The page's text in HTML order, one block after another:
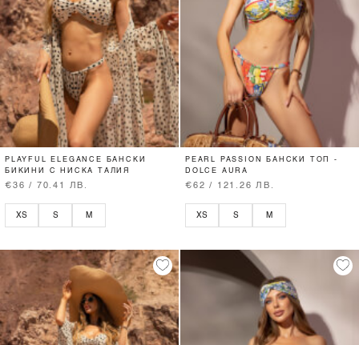
PLAYFUL ELEGANCE БАНСКИ
БИКИНИ С НИСКА ТАЛИЯ
€36 / 70.41 ЛВ.
XS S M
PEARL PASSION БАНСКИ ТОП -
DOLCE AURA
€62 / 121.26 ЛВ.
XS S M